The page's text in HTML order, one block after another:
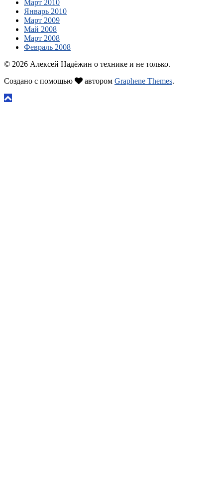
Март 2010
Январь 2010
Март 2009
Май 2008
Март 2008
Февраль 2008
© 2026 Алексей Надёжин о технике и не только.
Создано с помощью
автором Graphene Themes.